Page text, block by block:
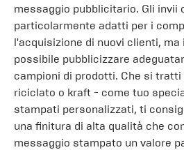
messaggio pubblicitario. Gli invii
particolarmente adatti per i
l'acquisizione di nuovi clienti, ma
possibile pubblicizzare
campioni di prodotti. Che si
riciclato o kraft - come tuo
stampati personalizzati, ti
una finitura di alta qualità che
messaggio stampato un valore